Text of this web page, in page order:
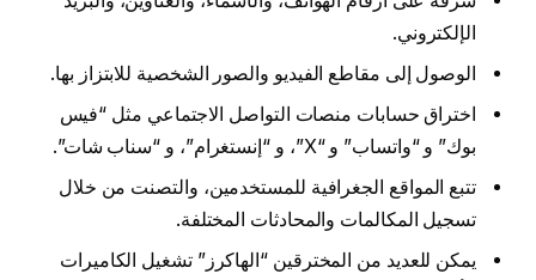
الإلكتروني.
الوصول إلى مقاطع الفيديو والصور الشخصية للابتزاز بها.
اختراق حسابات منصات التواصل الاجتماعي مثل “فيس
بوك” و “واتساب” و “X”، و “إنستغرام”، و “سناب شات”.
تتبع المواقع الجغرافية للمستخدمين، والتصنت من خلال
تسجيل المكالمات والمحادثات المختلفة.
يمكن للعديد من المخترقين “الهاكرز” تشغيل الكاميرات